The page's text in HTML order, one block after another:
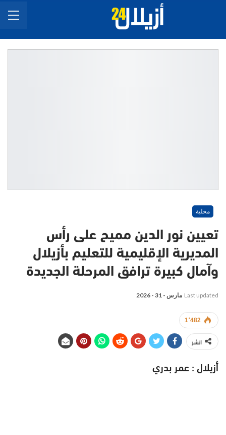
محلية
تعيين نور الدين مميح على رأس
المديرية الإقليمية للتعليم بأزيلال
وآمال كبيرة ترافق المرحلة الجديدة
Last updated مارس - 31 - 2026
1٬482
انشر
أزيلال : عمر بدري